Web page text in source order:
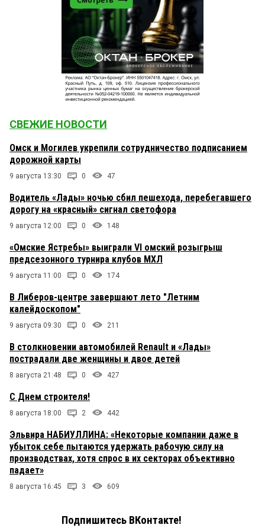
СВЕЖИЕ НОВОСТИ
Омск и Могилев укрепили сотрудничество подписанием
дорожной карты
9 августа 13:30 0 47
Водитель «Лады» ночью сбил пешехода, перебегавшего
дорогу на «красный» сигнал светофора
9 августа 12:00 0 148
«Омские Ястребы» выиграли VI омский розыгрыш
предсезонного турнира клубов МХЛ
9 августа 11:00 0 174
В Либеров-центре завершают лето "Летним
калейдоскопом"
9 августа 09:30 0 211
В столкновении автомобилей Renault и «Лады»
пострадали две женщины и двое детей
8 августа 21:48 0 427
С Днем строителя!
8 августа 18:00 2 442
Эльвира НАБИУЛЛИНА: «Некоторые компании даже в
убыток себе пытаются удержать рабочую силу на
производствах, хотя спрос в их секторах объективно
падает»
8 августа 16:45 3 609
Подпишитесь ВКонтакте!